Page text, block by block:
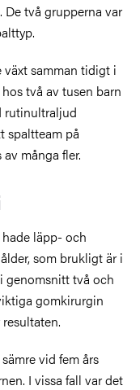
två grupperna var
samman tidigt i
två av tusen barn
rutinultraljud
spaltteam på
många fler.
läpp- och
som brukligt är i
genomsnitt två och
gomkirurgin
vid fem års
I vissa fall var det